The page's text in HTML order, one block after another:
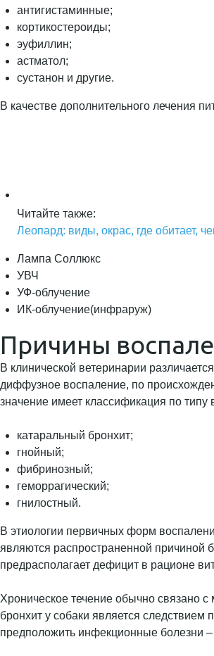
антигистаминные;
кортикостероиды;
эуфиллин;
астматол;
сустанон и другие.
В качестве дополнительного лечения
Читайте также:
Леопард: виды, окрас, где обитает,
Лампа Соллюкс
УВЧ
УФ-облучение
ИК-облучение(инфраруж)
Причины
В клинической ветеринарии
диффузное воспаление, по
значение имеет классификация по типу
катаральный бронхит;
гнойный;
фибринозный;
геморрагический;
гнилостный.
В этиологии первичных форм
являются распространенной причиной
предрасполагает дефицит в рационе
Хроническое течение обычно связано
бронхит у собаки является следствием
предположить инфекционные болезни